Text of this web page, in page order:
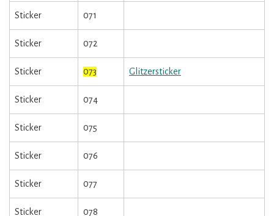
Sticker 071
Sticker 072
Sticker 073 Glitzersticker
Sticker 074
Sticker 075
Sticker 076
Sticker 077
Sticker 078